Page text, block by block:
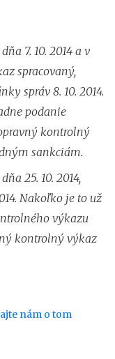
7. 10. 2014 a v
spracovaný,
správ 8. 10. 2014.
podanie
kontrolný
sankciám.
25. 10. 2014,
Nakoľko je to už
výkazu
kontrolný výkaz
nám o tom